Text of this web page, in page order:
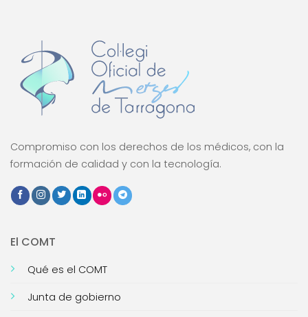
Compromiso con los derechos de los médicos, con la
formación de calidad y con la tecnología.
El COMT
Qué es el COMT
Junta de gobierno